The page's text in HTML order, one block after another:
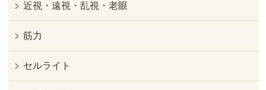
近視・遠視・乱視・老眼
筋力
セルライト